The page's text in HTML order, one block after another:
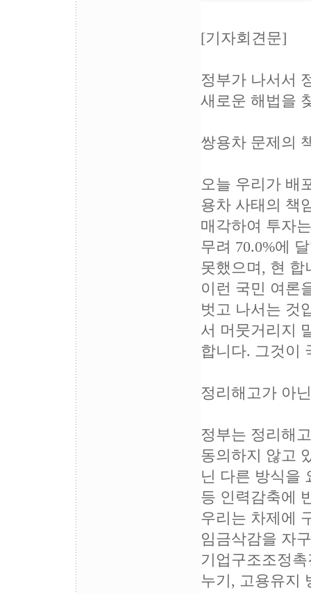
[기자회견문]
정부가 나서서
새로운 해법을
쌍용차 문제의
오늘 우리가 배
용차 사태의 책
매각하여 투자
무려 70.0%에
못했으며, 현 합
이런 국민 여론
벗고 나서는 것
서 머뭇거리지
합니다. 그것이
정리해고가 아
정부는 정리해
동의하지 않고
닌 다른 방식을
등 인력감축에
우리는 차제에
임금삭감을 자
기업구조조정
누기, 고용유지